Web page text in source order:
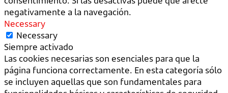
negativamente a la navegación.
Necessary
Necessary
Siempre activado
Las cookies necesarias son esenciales para que la
página funciona correctamente. En esta categoría sólo
se incluyen aquellas que son fundamentales para